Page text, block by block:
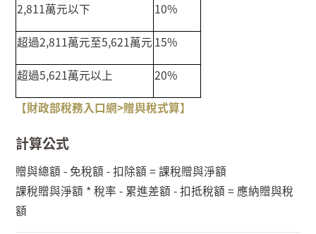
2,811萬元以下 10%
超過2,811萬元至5,621萬元 15%
超過5,621萬元以上
20%
【財政部稅務入口網>贈與稅式算】
計算公式
贈與總額 - 免稅額 -扣除額 =課稅贈與淨額
課稅贈與淨額 *稅率 - 累進差額 -扣抵稅額 = 應納贈與稅
額